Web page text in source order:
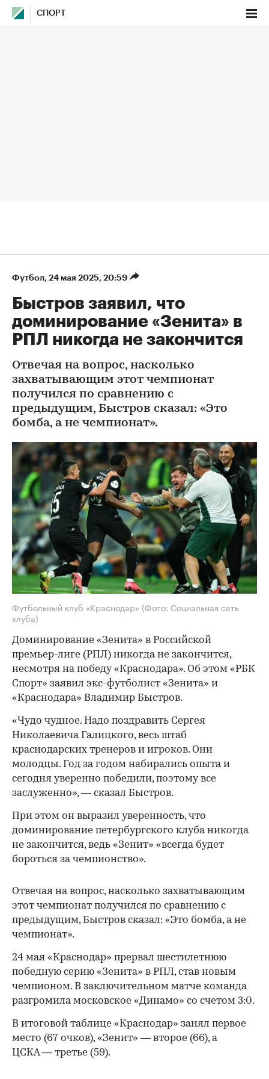
СПОРТ
Футбол⁠, 24 мая 2025, 20:59
Быстров заявил, что
доминирование «Зенита» в
РПЛ никогда не закончится
Отвечая на вопрос, насколько
захватывающим этот чемпионат
получился по сравнению с
предыдущим, Быстров сказал: «Это
бомба, а не чемпионат».
Футбольный клуб «Краснодар» (Фото: Социальная сеть
клуба)
Доминирование «Зенита» в Российской
премьер-лиге (РПЛ) никогда не закончится,
несмотря на победу «Краснодара». Об этом «РБК
Спорт» заявил экс-футболист «Зенита» и
«Краснодара» Владимир Быстров.
«Чудо чудное. Надо поздравить Сергея
Николаевича Галицкого, весь штаб
краснодарских тренеров и игроков. Они
молодцы. Год за годом набирались опыта и
сегодня уверенно победили, поэтому все
заслуженно», — сказал Быстров.
При этом он выразил уверенность, что
доминирование петербургского клуба никогда
не закончится, ведь «Зенит» «всегда будет
бороться за чемпионство».
00:00 / 00:00
Отвечая на вопрос, насколько захватывающим
этот чемпионат получился по сравнению с
предыдущим, Быстров сказал: «Это бомба, а не
чемпионат».
24 мая «Краснодар» прервал шестилетнюю
победную серию «Зенита» в РПЛ, став новым
чемпионом. В заключительном матче команда
разгромила московское «Динамо» со счетом 3:0.
В итоговой таблице «Краснодар» занял первое
место (67 очков), «Зенит» — второе (66), а
ЦСКА — третье (59).